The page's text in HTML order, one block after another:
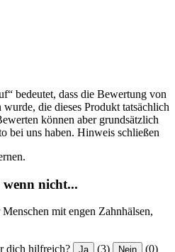
bedeutet, dass die Bewertung von
die dieses Produkt tatsächlich
können aber grundsätzlich
bei uns haben. Hinweis schließen
nicht...
mit engen Zahnhälsen,
dich hilfreich? Ja (3) Nein (0)